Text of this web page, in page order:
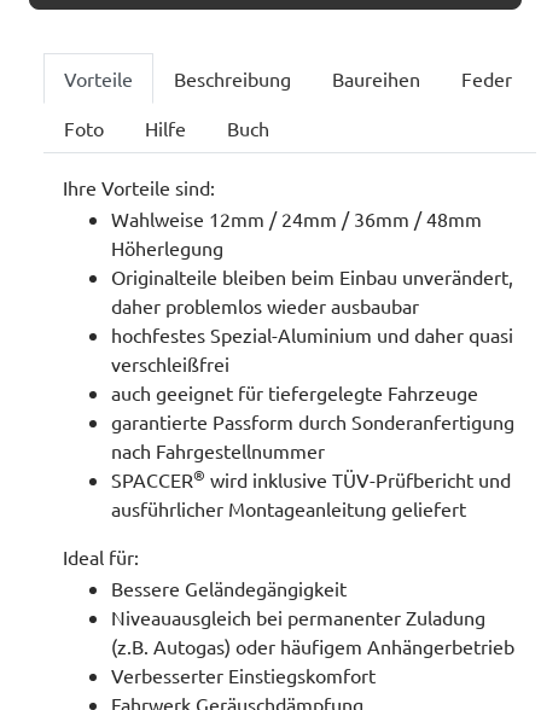
Vorteile Beschreibung Baureihen Feder
Foto Hilfe Buch
Ihre Vorteile sind:
Wahlweise 12mm / 24mm / 36mm / 48mm
Höherlegung
Originalteile bleiben beim Einbau unverändert,
daher problemlos wieder ausbaubar
hochfestes Spezial-Aluminium und daher quasi
verschleißfrei
auch geeignet für tiefergelegte Fahrzeuge
garantierte Passform durch Sonderanfertigung
nach Fahrgestellnummer
SPACCER® wird inklusive TÜV-Prüfbericht und
ausführlicher Montageanleitung geliefert
Ideal für:
Bessere Geländegängigkeit
Niveauausgleich bei permanenter Zuladung
(z.B. Autogas) oder häufigem Anhängerbetrieb
Verbesserter Einstiegskomfort
Fahrwerk Geräuschdämpfung